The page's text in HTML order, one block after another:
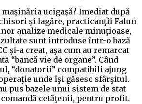
ucigaşă? Imediat după
şi lagăre, practicanţii Falun
analize medicale minuţioase,
sunt introduse într-o bază
şi-a creat, aşa cum au remarcat
“bancă vie de organe”. Când
“donatorii” compatibili ajung
unde îşi găsesc sfârşitul.
pus bazele unui sistem de stat
cetăţenii, pentru profit.